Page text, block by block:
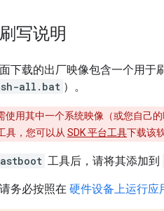
写说明
下载的出厂映像包含一个用于
all.bat ）。
使用其中一个系统映像（或您自己
具，您可以从 SDK 平台工具下载该
工具后，请将其添加到
务必按照在 硬件设备上运行应